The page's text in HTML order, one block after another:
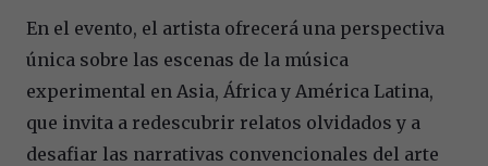
En el evento, el artista ofrecerá una perspectiva
única sobre las escenas de la música
experimental en Asia, África y América Latina,
que invita a redescubrir relatos olvidados y a
desafiar las narrativas convencionales del arte